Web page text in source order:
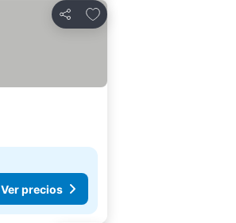
Compartir
Agregar a favoritos
Ver precios